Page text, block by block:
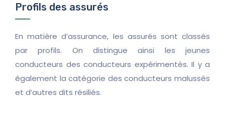
Profils des assurés
En matière d’assurance, les assurés sont classés
par profils. On distingue ainsi les jeunes
conducteurs des conducteurs expérimentés. Il y a
également la catégorie des conducteurs malussés
et d’autres dits résiliés.